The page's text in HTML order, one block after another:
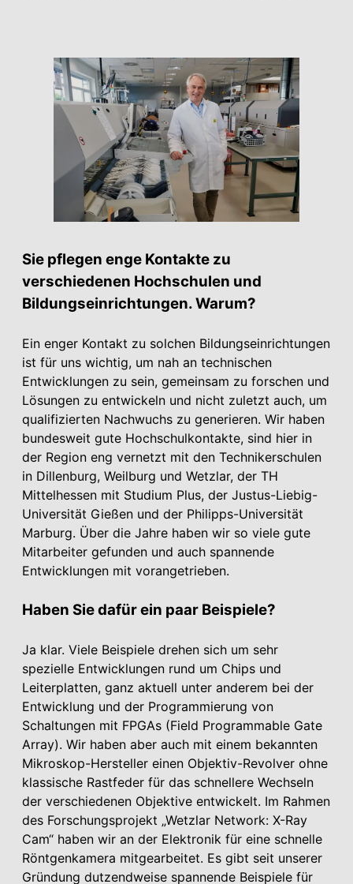
Sie pflegen enge Kontakte zu
verschiedenen Hochschulen und
Bildungseinrichtungen. Warum?
Ein enger Kontakt zu solchen Bildungseinrichtungen
ist für uns wichtig, um nah an technischen
Entwicklungen zu sein, gemeinsam zu forschen und
Lösungen zu entwickeln und nicht zuletzt auch, um
qualifizierten Nachwuchs zu generieren. Wir haben
bundesweit gute Hochschulkontakte, sind hier in
der Region eng vernetzt mit den Technikerschulen
in Dillenburg, Weilburg und Wetzlar, der TH
Mittelhessen mit Studium Plus, der Justus-Liebig-
Universität Gießen und der Philipps-Universität
Marburg. Über die Jahre haben wir so viele gute
Mitarbeiter gefunden und auch spannende
Entwicklungen mit vorangetrieben.
Haben Sie dafür ein paar Beispiele?
Ja klar. Viele Beispiele drehen sich um sehr
spezielle Entwicklungen rund um Chips und
Leiterplatten, ganz aktuell unter anderem bei der
Entwicklung und der Programmierung von
Schaltungen mit FPGAs (Field Programmable Gate
Array). Wir haben aber auch mit einem bekannten
Mikroskop-Hersteller einen Objektiv-Revolver ohne
klassische Rastfeder für das schnellere Wechseln
der verschiedenen Objektive entwickelt. Im Rahmen
des Forschungsprojekt „Wetzlar Network: X-Ray
Cam“ haben wir an der Elektronik für eine schnelle
Röntgenkamera mitgearbeitet. Es gibt seit unserer
Gründung dutzendweise spannende Beispiele für